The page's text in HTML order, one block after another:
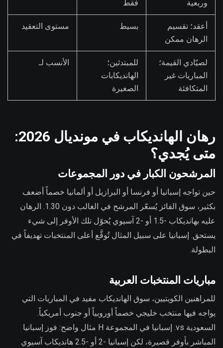
وربعية فقط
أعقد؛ تقسيم
الرهان ممكن
بسيط مستوى التعقيد
لصيّادي القيمة؛
المباريات غير
المتكافئة
للمبتدئين؛
الهانديكابات
الصغيرة
الأنسب لـ
رهان الهانديكاب في مونديال 2026:
متى يُجدي؟
المرشحون الكبار في دور المجموعات
حين تواجه إسبانيا أو فرنسا أو البرازيل أو ألمانيا خصماً أضعف
بكثير، سوق الفائز يُسعّر المرشح في الغالب دون 1.30. الرهان
عليه بهانديكاب -1.5 أو -2 آسيوي يُحوّل تلك الأوفر إلى شيء
يستحق. إسبانيا على سبيل المثال تُوقَّع أعلى المنتخبات تهديفاً في
البطولة.
مباريات المنتخبات العربية
للمراهنين الكويتيين، سوق الهانديكاب مفيد في المباريات التي
يواجه فيها منتخب خليجي خصماً أوروبياً أو جنوب أمريكياً.
السعودية vs. إسبانيا في المجموعة H مثال واضح: فوز إسبانيا
المباشر بأوفر قصيرة، لكن إسبانيا -2 أو -2.5 هانديكاب آسيوي